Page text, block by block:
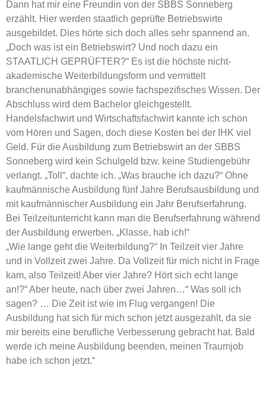
Dann hat mir eine Freundin von der SBBS Sonneberg
erzählt. Hier werden staatlich geprüfte Betriebswirte
ausgebildet. Dies hörte sich doch alles sehr spannend an.
„Doch was ist ein Betriebswirt? Und noch dazu ein
STAATLICH GEPRÜFTER?“ Es ist die höchste nicht-
akademische Weiterbildungsform und vermittelt
branchenunabhängiges sowie fachspezifisches Wissen. Der
Abschluss wird dem Bachelor gleichgestellt.
Handelsfachwirt und Wirtschaftsfachwirt kannte ich schon
vom Hören und Sagen, doch diese Kosten bei der IHK viel
Geld. Für die Ausbildung zum Betriebswirt an der SBBS
Sonneberg wird kein Schulgeld bzw. keine Studiengebühr
verlangt. „Toll“, dachte ich. „Was brauche ich dazu?“ Ohne
kaufmännische Ausbildung fünf Jahre Berufsausbildung und
mit kaufmännischer Ausbildung ein Jahr Berufserfahrung.
Bei Teilzeitunterricht kann man die Berufserfahrung während
der Ausbildung erwerben. „Klasse, hab ich!“
„Wie lange geht die Weiterbildung?“ In Teilzeit vier Jahre
und in Vollzeit zwei Jahre. Da Vollzeit für mich nicht in Frage
kam, also Teilzeit! Aber vier Jahre? Hört sich echt lange
an!?“ Aber heute, nach über zwei Jahren…“ Was soll ich
sagen? … Die Zeit ist wie im Flug vergangen! Die
Ausbildung hat sich für mich schon jetzt ausgezahlt, da sie
mir bereits eine berufliche Verbesserung gebracht hat. Bald
werde ich meine Ausbildung beenden, meinen Traumjob
habe ich schon jetzt.“